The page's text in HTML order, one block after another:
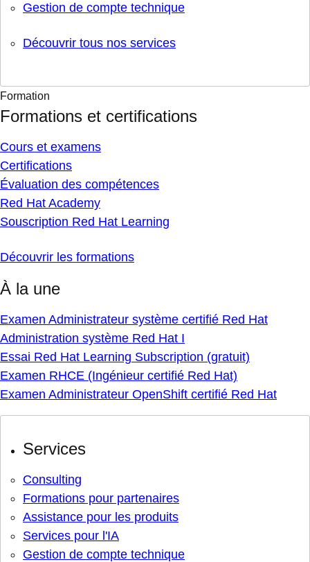
Gestion de compte technique
Découvrir tous nos services
Formation
Formations et certifications
Cours et examens
Certifications
Évaluation des compétences
Red Hat Academy
Souscription Red Hat Learning
Découvrir les formations
À la une
Examen Administrateur système certifié Red Hat
Administration système Red Hat I
Essai Red Hat Learning Subscription (gratuit)
Examen RHCE (Ingénieur certifié Red Hat)
Examen Administrateur OpenShift certifié Red Hat
Services
Consulting
Formations pour partenaires
Assistance pour les produits
Services pour l'IA
Gestion de compte technique